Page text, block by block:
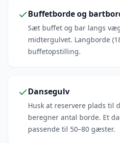
Buffetborde og
Sæt buffet og bar langs
midtergulvet. Langborde
buffetopstilling.
Dansegulv
Husk at reservere plads til
beregner antal borde. Et
passende til 50–80 gæster.